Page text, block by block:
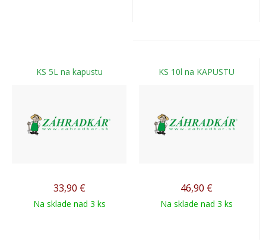
KS 5L na kapustu
33,90 €
Na sklade nad 3 ks
KS 10l na KAPUSTU
46,90 €
Na sklade nad 3 ks